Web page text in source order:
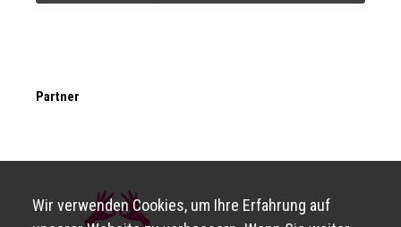
Partner
Wir verwenden Cookies, um Ihre Erfahrung auf